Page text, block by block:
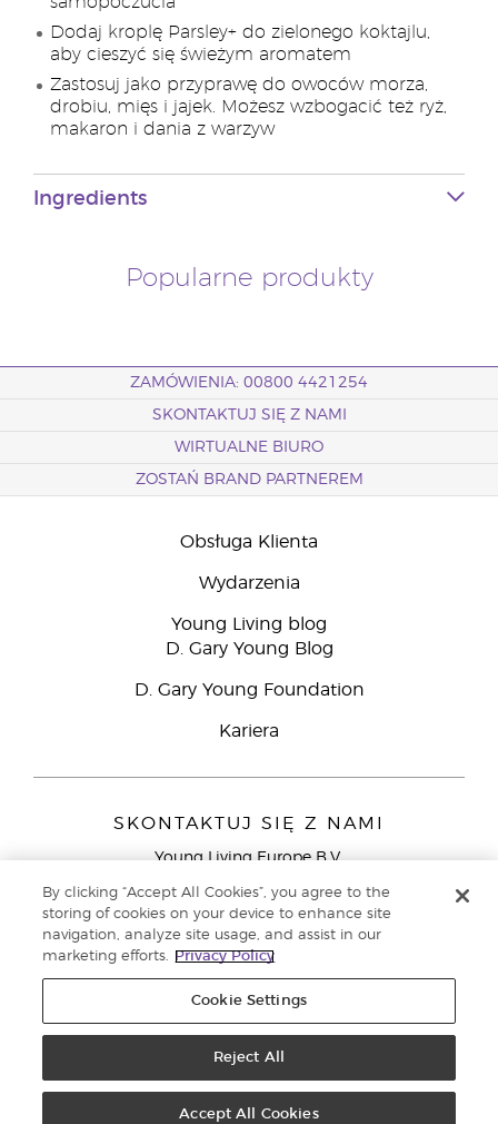
Dodaj kroplę Parsley+ do zielonego koktajlu,
aby cieszyć się świeżym aromatem
Zastosuj jako przyprawę do owoców morza,
drobiu, mięs i jajek. Możesz wzbogacić też ryż,
makaron i dania z warzyw
Ingredients
Popularne produkty
ZAMÓWIENIA: 00800 4421254
SKONTAKTUJ SIĘ Z NAMI
WIRTUALNE BIURO
ZOSTAŃ BRAND PARTNEREM
Obsługa Klienta
Wydarzenia
Young Living blog
D. Gary Young Blog
D. Gary Young Foundation
Kariera
SKONTAKTUJ SIĘ Z NAMI
Young Living Europe B.V.
9727 AJ Groningen
Young Living Europe Ltd - Europejska siedziba
główna:+44 (0) 20 3935 9000
zastrzeżone. |Polityka prywatności
By clicking “Accept All Cookies”, you agree to the
storing of cookies on your device to enhance site
navigation, analyze site usage, and assist in our
marketing efforts.
Privacy Policy
Cookie Settings
Reject All
Accept All Cookies